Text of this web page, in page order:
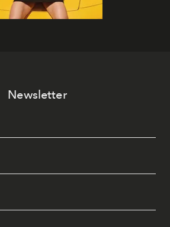
Newsletter